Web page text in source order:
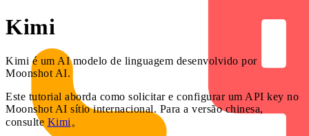
Kimi
Kimi é um AI modelo de linguagem desenvolvido por
Moonshot AI.
Este tutorial aborda como solicitar e configurar um API key no
Moonshot AI sítio internacional. Para a versão chinesa,
consulte Kimi 。